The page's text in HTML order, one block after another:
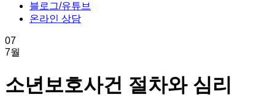
블로그/유튜브
온라인 상담
07
7월
소년보호사건 절차와 심리